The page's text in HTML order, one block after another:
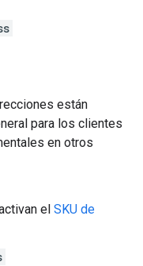
están
para los clientes
en otros
el SKU de